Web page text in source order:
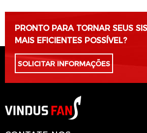
PRONTO PARA TORNAR SEUS
MAIS EFICIENTES POSSÍVEL?
SOLICITAR INFORMAÇÕES